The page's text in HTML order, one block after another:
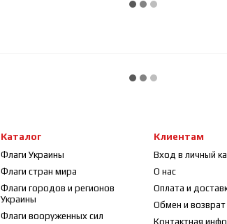
Каталог
Флаги Украины
Флаги стран мира
Флаги городов и регионов
Украины
Флаги вооруженных сил
Клиентам
Вход в личный
О нас
Оплата и
Обмен и возврат
Контактная